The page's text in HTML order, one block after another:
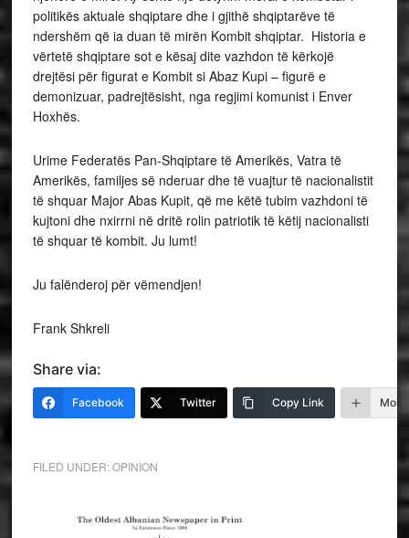
politikës aktuale shqiptare dhe i gjithë shqiptarëve të
ndershëm që ia duan të mirën Kombit shqiptar. Historia e
vërtetë shqiptare sot e kësaj dite vazhdon të kërkojë
drejtësi për figurat e Kombit si Abaz Kupi – figurë e
demonizuar, padrejtësisht, nga regjimi komunist i Enver
Hoxhës.
Urime Federatës Pan-Shqiptare të Amerikës, Vatra të
Amerikës, familjes së nderuar dhe të vuajtur të nacionalistit
të shquar Major Abas Kupit, që me këtë tubim vazhdoni të
kujtoni dhe nxirrni në dritë rolin patriotik të këtij nacionalisti
të shquar të kombit. Ju lumt!
Ju falënderoj për vëmendjen!
Frank Shkreli
Share via:
Facebook Twitter Copy Link More
FILED UNDER:OPINION